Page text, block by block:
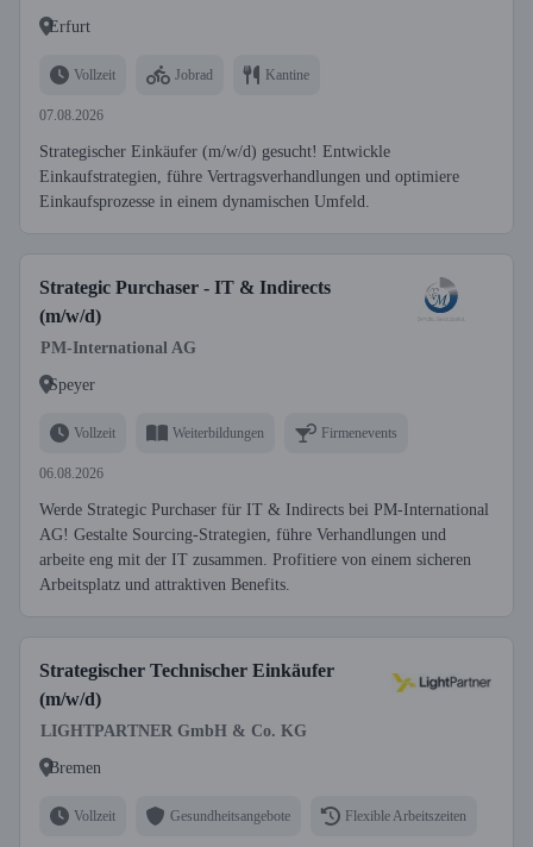
Erfurt
Vollzeit Jobrad Kantine
07.08.2026
Strategischer Einkäufer (m/w/d) gesucht! Entwickle
Einkaufstrategien, führe Vertragsverhandlungen und optimiere
Einkaufsprozesse in einem dynamischen Umfeld.
Strategic Purchaser - IT & Indirects
(m/w/d)
PM-International AG
Speyer
Vollzeit Weiterbildungen Firmenevents
06.08.2026
Werde Strategic Purchaser für IT & Indirects bei PM-International
AG! Gestalte Sourcing-Strategien, führe Verhandlungen und
arbeite eng mit der IT zusammen. Profitiere von einem sicheren
Arbeitsplatz und attraktiven Benefits.
Strategischer Technischer Einkäufer
(m/w/d)
LIGHTPARTNER GmbH & Co. KG
Bremen
Vollzeit Gesundheitsangebote Flexible Arbeitszeiten